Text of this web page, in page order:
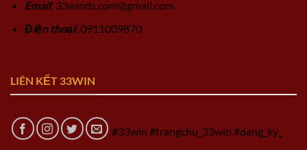
Email: 33winds.com@gmail.com
Điện thoại: 0911009870
LIÊN KẾT 33WIN
#33win #trangchu_33win #dang_ky_